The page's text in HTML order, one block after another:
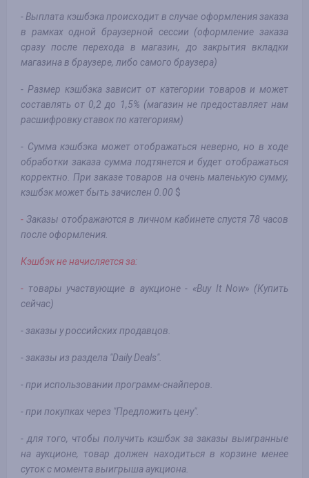
- Выплата кэшбэка происходит в случае оформления заказа
в рамках одной браузерной сессии (оформление заказа
сразу после перехода в магазин, до закрытия вкладки
магазина в браузере, либо самого браузера)
- Размер кэшбэка зависит от категории товаров и может
составлять от 0,2 до 1,5% (магазин не предоставляет нам
расшифровку ставок по категориям)
- Сумма кэшбэка может отображаться неверно, но в ходе
обработки заказа сумма подтянется и будет отображаться
корректно. При заказе товаров на очень маленькую сумму,
кэшбэк может быть зачислен 0.00 $
-Заказы отображаются в личном кабинете спустя 78 часов
после оформления.
Кэшбэк не начисляется за:
- товары участвующие в аукционе - «Buy It Now» (Купить
сейчас)
- заказы у российских продавцов.
- заказы из раздела "Daily Deals".
- при использовании программ-снайперов.
- при покупках через "Предложить цену".
- для того, чтобы получить кэшбэк за заказы выигранные
на аукционе, товар должен находиться в корзине менее
суток с момента выигрыша аукциона.